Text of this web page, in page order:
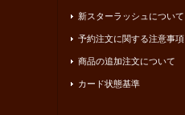
新スターラッシュについて
予約注文に関する注意事項
商品の追加注文について
カード状態基準